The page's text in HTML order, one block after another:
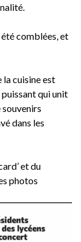
comblées, et
la cuisine est
puissant qui unit
dans les
et du
photos